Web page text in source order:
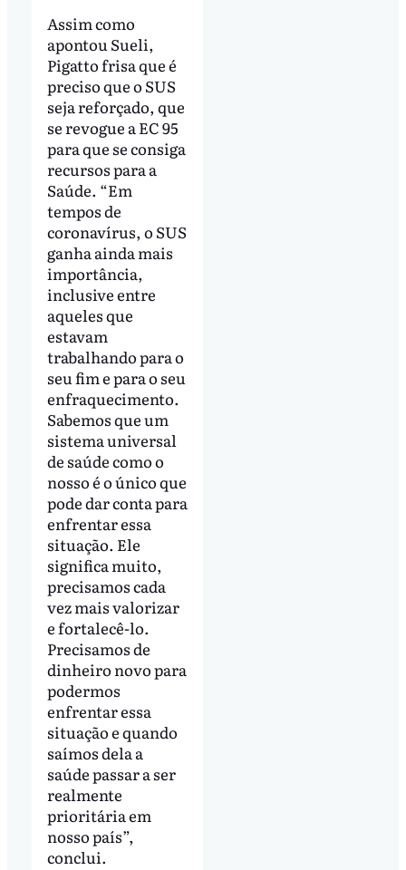
Assim como
apontou Sueli,
Pigatto frisa que é
preciso que o SUS
seja reforçado, que
se revogue a EC 95
para que se consiga
recursos para a
Saúde. “Em
tempos de
coronavírus, o SUS
ganha ainda mais
importância,
inclusive entre
aqueles que
estavam
trabalhando para o
seu fim e para o seu
enfraquecimento.
Sabemos que um
sistema universal
de saúde como o
nosso é o único que
pode dar conta para
enfrentar essa
situação. Ele
significa muito,
precisamos cada
vez mais valorizar
e fortalecê-lo.
Precisamos de
dinheiro novo para
podermos
enfrentar essa
situação e quando
saímos dela a
saúde passar a ser
realmente
prioritária em
nosso país”,
conclui.